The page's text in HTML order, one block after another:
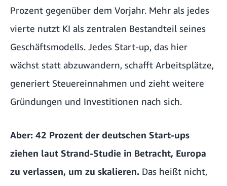
Prozent gegenüber dem Vorjahr. Mehr als jedes
vierte nutzt KI als zentralen Bestandteil seines
Geschäftsmodells. Jedes Start-up, das hier
wächst statt abzuwandern, schafft Arbeitsplätze,
generiert Steuereinnahmen und zieht weitere
Gründungen und Investitionen nach sich.
Aber: 42 Prozent der deutschen Start-ups
ziehen laut Strand-Studie in Betracht, Europa
zu verlassen, um zu skalieren. Das heißt nicht,